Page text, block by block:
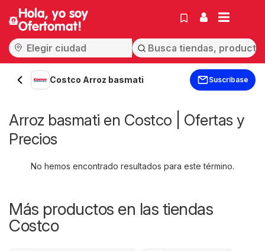
Hola, yo soy
Ofertomat!
Costco Arroz basmati Suscríbase
Arroz basmati en Costco | Ofertas y
Precios
No hemos encontrado resultados para este término.
Más productos en las tiendas
Costco